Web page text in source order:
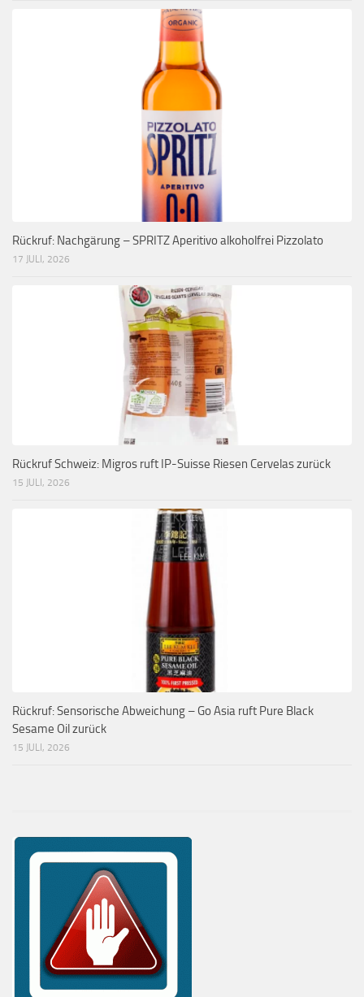
Rückruf: Nachgärung – SPRITZ Aperitivo alkoholfrei Pizzolato
17 JULI, 2026
Rückruf Schweiz: Migros ruft IP-Suisse Riesen Cervelas zurück
15 JULI, 2026
Rückruf: Sensorische Abweichung – Go Asia ruft Pure Black
Sesame Oil zurück
15 JULI, 2026